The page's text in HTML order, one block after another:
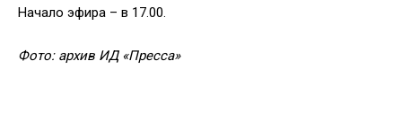
Начало эфира – в 17.00.
Фото: архив ИД «Пресса»